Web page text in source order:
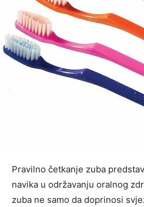
Pravilno četkanje zuba
navika u održavanju oralnog
zuba ne samo da doprinosi